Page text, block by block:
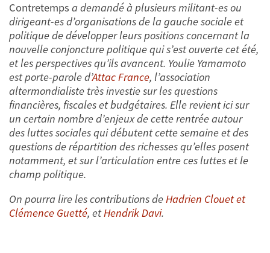
Contretemps a demandé à plusieurs militant-es ou
dirigeant-es d’organisations de la gauche sociale et
politique de développer leurs positions concernant la
nouvelle conjoncture politique qui s’est ouverte cet été,
et les perspectives qu’ils avancent. Youlie Yamamoto
est porte-parole d’Attac France, l’association
altermondialiste très investie sur les questions
financières, fiscales et budgétaires. Elle revient ici sur
un certain nombre d’enjeux de cette rentrée autour
des luttes sociales qui débutent cette semaine et des
questions de répartition des richesses qu’elles posent
notamment, et sur l’articulation entre ces luttes et le
champ politique.
On pourra lire les contributions deHadrien Clouet et
Clémence Guetté, etHendrik Davi.